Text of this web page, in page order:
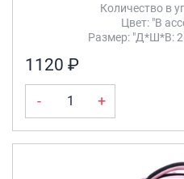
Количество в
Цвет: "В
Размер: "Д*Ш*В:
1120 ₽
- +